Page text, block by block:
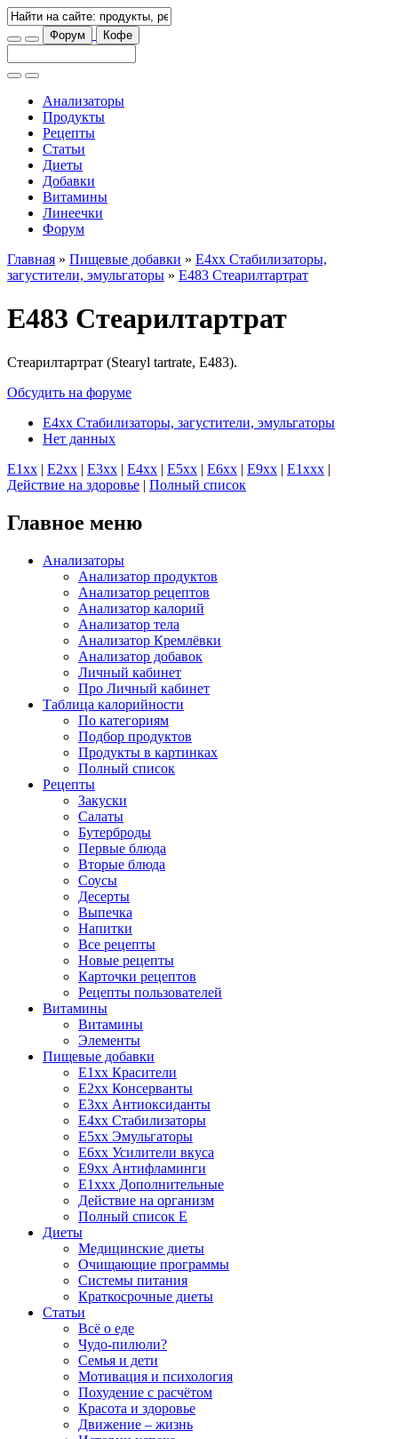
Форум Кофе
Анализаторы
Продукты
Рецепты
Статьи
Диеты
Добавки
Витамины
Линеечки
Форум
Главная » Пищевые добавки » E4xx Стабилизаторы,
загустители, эмульгаторы » E483 Стеарилтартрат
E483 Стеарилтартрат
Стеарилтартрат (Stearyl tartrate, E483).
Обсудить на форуме
E4xx Стабилизаторы, загустители, эмульгаторы
Нет данных
E1хх | E2хх | E3хх | E4хх | E5хх | E6хх | E9хх | E1xхх |
Действие на здоровье | Полный список
Главное меню
Анализаторы
Анализатор продуктов
Анализатор рецептов
Анализатор калорий
Анализатор тела
Анализатор Кремлёвки
Анализатор добавок
Личный кабинет
Про Личный кабинет
Таблица калорийности
По категориям
Подбор продуктов
Продукты в картинках
Полный список
Рецепты
Закуски
Салаты
Бутерброды
Первые блюда
Вторые блюда
Соусы
Десерты
Выпечка
Напитки
Все рецепты
Новые рецепты
Карточки рецептов
Рецепты пользователей
Витамины
Витамины
Элементы
Пищевые добавки
E1xx Красители
E2xx Консерванты
E3xx Антиоксиданты
E4xx Стабилизаторы
E5xx Эмульгаторы
E6xx Усилители вкуса
E9xx Антифламинги
E1xxx Дополнительные
Действие на организм
Полный список E
Диеты
Медицинские диеты
Очищающие программы
Системы питания
Краткосрочные диеты
Статьи
Всё о еде
Чудо-пилюли?
Семья и дети
Мотивация и психология
Похудение с расчётом
Красота и здоровье
Движение – жизнь